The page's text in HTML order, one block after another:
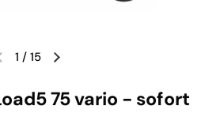
Folie
Nächste Folie
1 / 15
75 vario - sofort